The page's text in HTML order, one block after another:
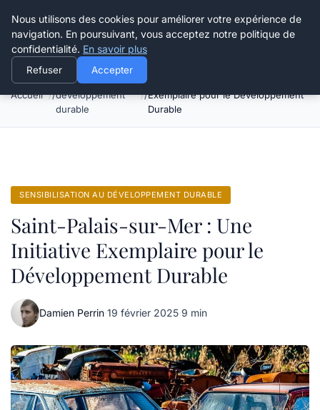
Happy Calyx Farmer
Accueil
Sensibilisation au
développement
durable
Exemplaire pour le Développement
Durable
SENSIBILISATION AU DÉVELOPPEMENT DURABLE
Saint-Palais-sur-Mer : Une
Initiative Exemplaire pour le
Développement Durable
Damien Perrin·19 février 2025·9 min
Nous utilisons des cookies pour améliorer votre expérience de
navigation. En poursuivant, vous acceptez notre politique de
confidentialité. En savoir plus
Refuser Accepter